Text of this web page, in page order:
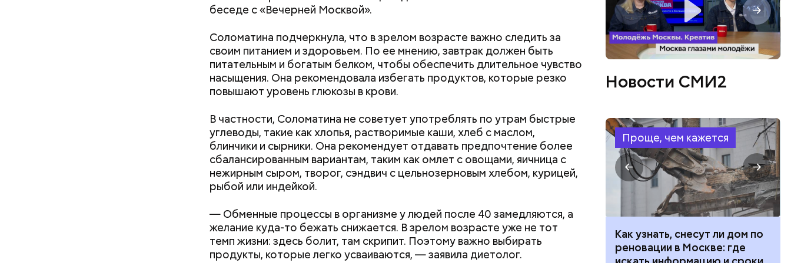
беседе с «Вечерней Москвой».
Соломатина подчеркнула, что в зрелом возрасте важно следить за
своим питанием и здоровьем. По ее мнению, завтрак должен быть
питательным и богатым белком, чтобы обеспечить длительное чувство
насыщения. Она рекомендовала избегать продуктов, которые резко
повышают уровень глюкозы в крови.
В частности, Соломатина не советует употреблять по утрам быстрые
углеводы, такие как хлопья, растворимые каши, хлеб с маслом,
блинчики и сырники. Она рекомендует отдавать предпочтение более
сбалансированным вариантам, таким как омлет с овощами, яичница с
нежирным сыром, творог, сэндвич с цельнозерновым хлебом, курицей,
рыбой или индейкой.
— Обменные процессы в организме у людей после 40 замедляются, а
желание куда-то бежать снижается. В зрелом возрасте уже не тот
темп жизни: здесь болит, там скрипит. Поэтому важно выбирать
продукты, которые легко усваиваются, — заявила диетолог.
— В момент стресса он держит сосуды под контролем и
контролирует более 300 реакций нашего организма. Также
положительно влияет на нервную систему, успокаивает,
предотвращает спазмы, — пояснила Соломатина.
— В сыром виде не рекомендован, достаточно 50–100 грамм в день, и
то не каждый день. Но отмечу, что при термообработке теряются
некоторые его свойства, — напомнила Писарева.
Новости СМИ2
Проще, чем кажется
Как поменять батареи дома и
не получить штраф
Как получить до 100 тысяч
рублей от государства при
Как узнать, снесут ли дом по
реновации в Москве: где